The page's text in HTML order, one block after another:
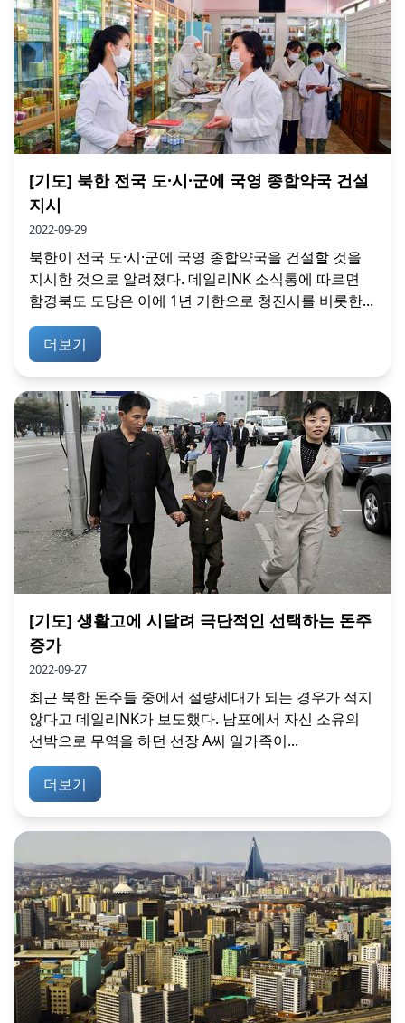
[기도] 북한 전국 도·시·군에 국영 종합약국 건설
지시
2022-09-29
북한이 전국 도·시·군에 국영 종합약국을 건설할 것을
지시한 것으로 알려졌다. 데일리NK 소식통에 따르면
함경북도 도당은 이에 1년 기한으로 청진시를 비롯한...
더보기
[기도] 생활고에 시달려 극단적인 선택하는 돈주
증가
2022-09-27
최근 북한 돈주들 중에서 절량세대가 되는 경우가 적지
않다고 데일리NK가 보도했다. 남포에서 자신 소유의
선박으로 무역을 하던 선장 A씨 일가족이...
더보기